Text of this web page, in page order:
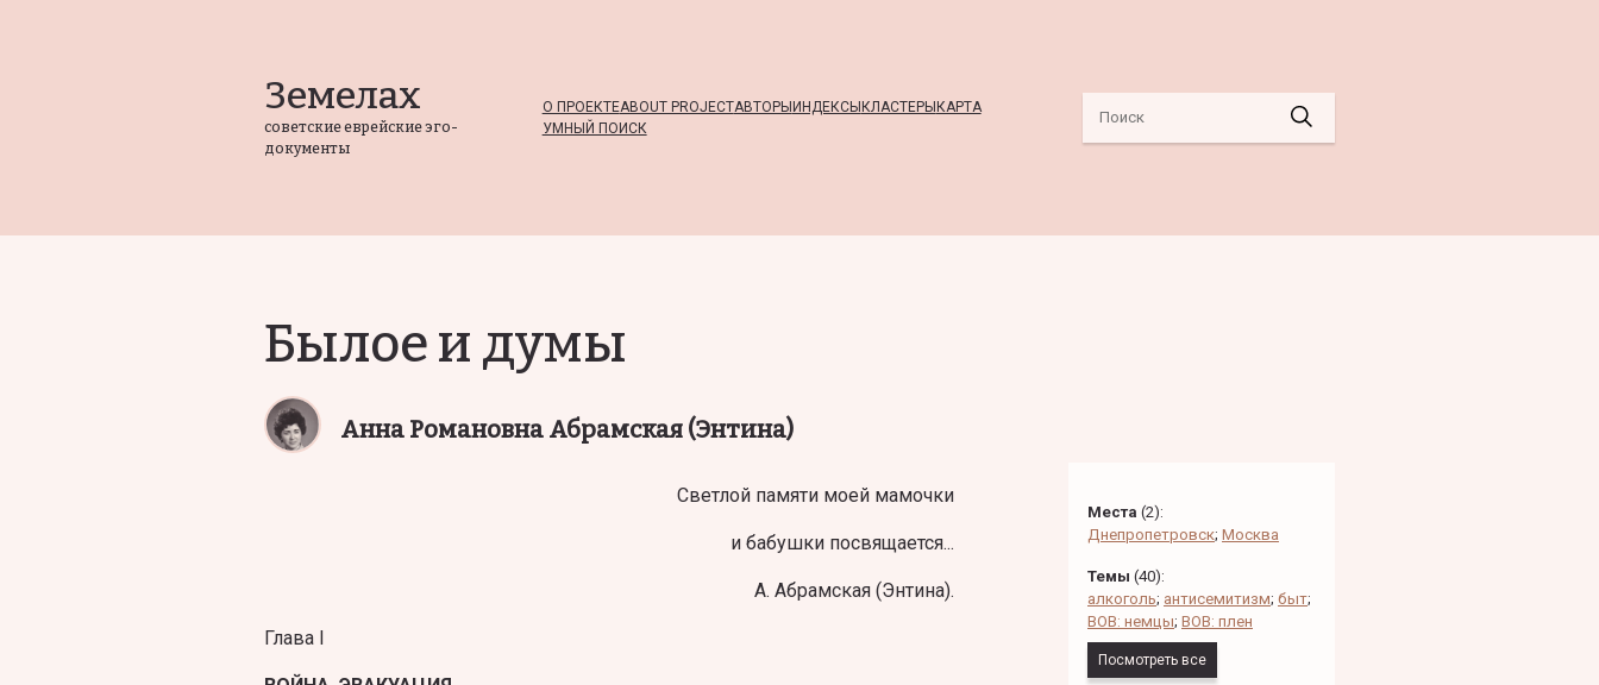
Земелах
советские еврейские эго-
документы
О ПРОЕКТЕABOUT PROJECTАВТОРЫ ИНДЕКСЫ КЛАСТЕРЫ КАРТА
УМНЫЙ ПОИСК
Былое и думы
Анна Романовна Абрамская (Энтина)
Светлой памяти моей мамочки
и бабушки посвящается...
А. Абрамская (Энтина).
Глава I
Места (2):
Днепропетровск; Москва
Темы (40):
алкоголь; антисемитизм; быт;
ВОВ: немцы; ВОВ: плен
Посмотреть все